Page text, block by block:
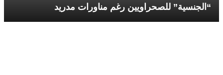
“الجنسية” للصحراويين رغم مناورات مدريد